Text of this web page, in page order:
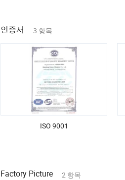
인증서 3 항목
ISO 9001
Factory Picture 2 항목